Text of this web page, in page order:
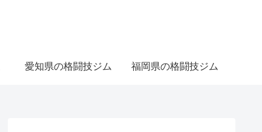
愛知県の格闘技ジム 福岡県の格闘技ジム